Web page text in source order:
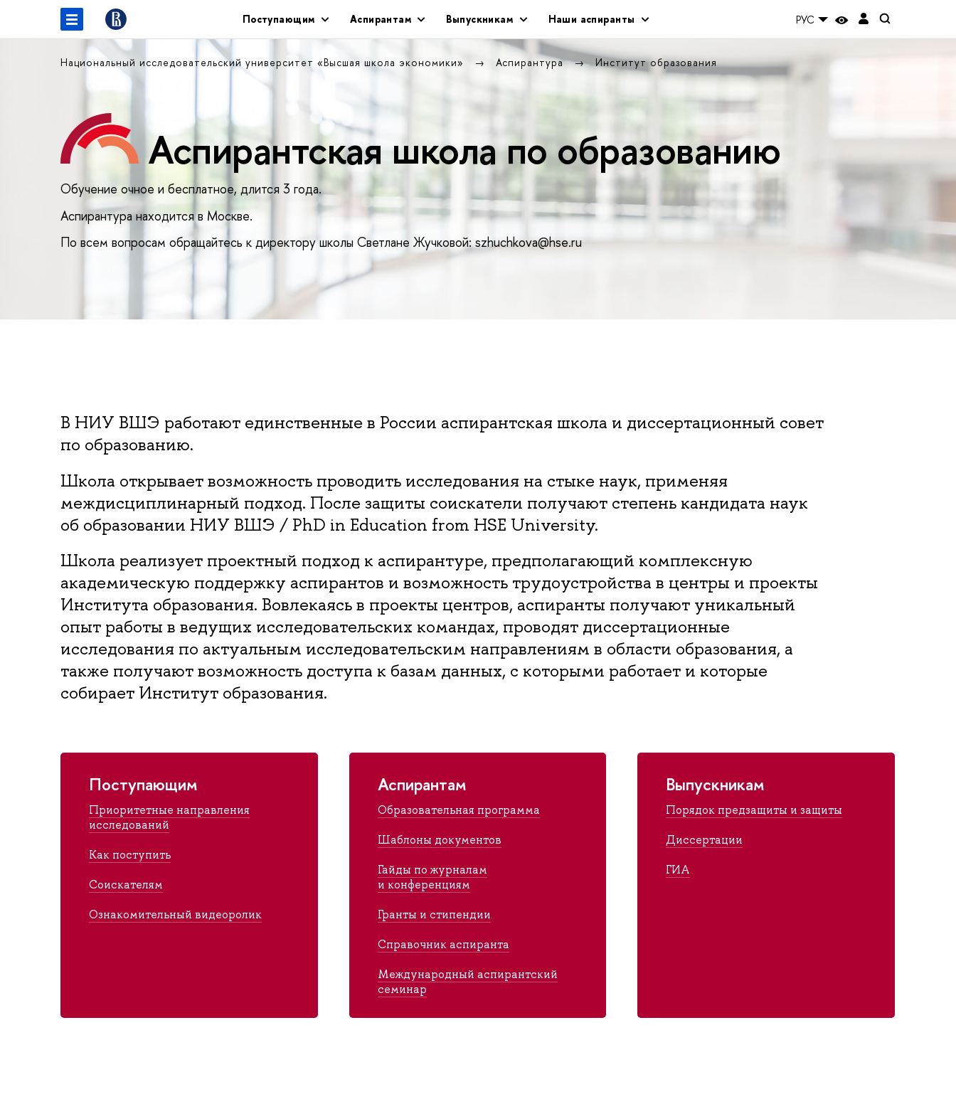
Поступающим Аспирантам Выпускникам Наши аспиранты РУС
Национальный исследовательский университет «Высшая школа экономики» Аспирантура Институт образования
Аспирантская школа по образованию
Обучение очное и бесплатное, длится 3 года.
Аспирантура находится в Москве.
По всем вопросам обращайтесь к директору школы Светлане Жучковой: szhuchkova@hse.ru
В НИУ ВШЭ работают единственные в России аспирантская школа и диссертационный совет
по образованию.
Школа открывает возможность проводить исследования на стыке наук, применяя
междисциплинарный подход. После защиты соискатели получают степень кандидата наук
об образовании НИУ ВШЭ / PhD in Education from HSE University.
Школа реализует проектный подход к аспирантуре, предполагающий комплексную
академическую поддержку аспирантов и возможность трудоустройства в центры и проекты
Института образования. Вовлекаясь в проекты центров, аспиранты получают уникальный
опыт работы в ведущих исследовательских командах, проводят диссертационные
исследования по актуальным исследовательским направлениям в области образования, а
также получают возможность доступа к базам данных, с которыми работает и которые
собирает Институт образования.
Поступающим
Приоритетные направления
исследований
Как поступить
Соискателям
Ознакомительный видеоролик
Аспирантам
Образовательная программа
Шаблоны документов
Гайды по журналам
и конференциям
Гранты и стипендии
Справочник аспиранта
Международный аспирантский
семинар
Выпускникам
Порядок предзащиты и защиты
Диссертации
ГИА